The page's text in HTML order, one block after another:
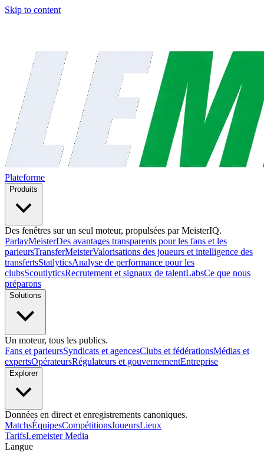
Skip to content
Plateforme
Produits
Des fenêtres sur un seul moteur, propulsées par MeisterIQ.
ParlayMeisterDes avantages transparents pour les fans et les
parieursTransferMeisterValorisations des joueurs et intelligence des
transfertsStatlyticsAnalyse de performance pour les
clubsScoutlyticsRecrutement et signaux de talentLabsCe que nous
préparons
Solutions
Un moteur, tous les publics.
Fans et parieursSyndicats et agencesClubs et fédérationsMédias et
expertsOpérateursRégulateurs et gouvernementEntreprise
Explorer
Données en direct et enregistrements canoniques.
MatchsÉquipesCompétitionsJoueursLieux
TarifsLemeister Media
Langue